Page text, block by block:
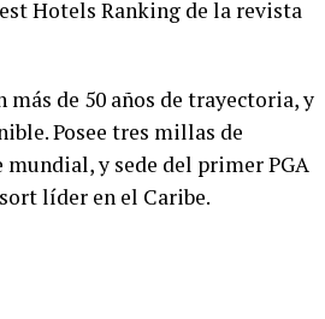
Hotels Ranking de la revista
de 50 años de trayectoria, y
Posee tres millas de
mundial, y sede del primer PGA
líder en el Caribe.